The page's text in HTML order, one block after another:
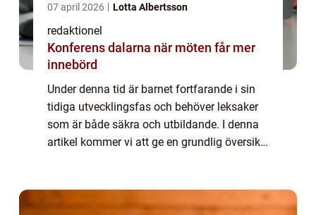
07 april 2026 Lotta Albertsson
redaktionel
Konferens dalarna när möten får mer
innebörd
Under denna tid är barnet fortfarande i sin
tidiga utvecklingsfas och behöver leksaker
som är både säkra och utbildande. I denna
artikel kommer vi att ge en grundlig översikt